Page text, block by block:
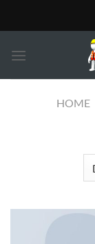
HOME